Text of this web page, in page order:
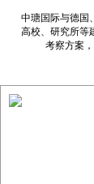
中瑭国际与德国
高校、研究所等
考察方案